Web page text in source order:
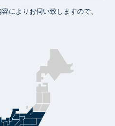
によりお伺い致しますので、